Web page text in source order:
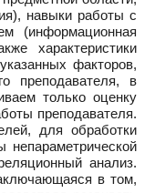
навыки работы с
(информационная
характеристики
факторов,
преподавателя, в
только оценку
преподавателя.
для обработки
непараметрической
анализ.
в том,